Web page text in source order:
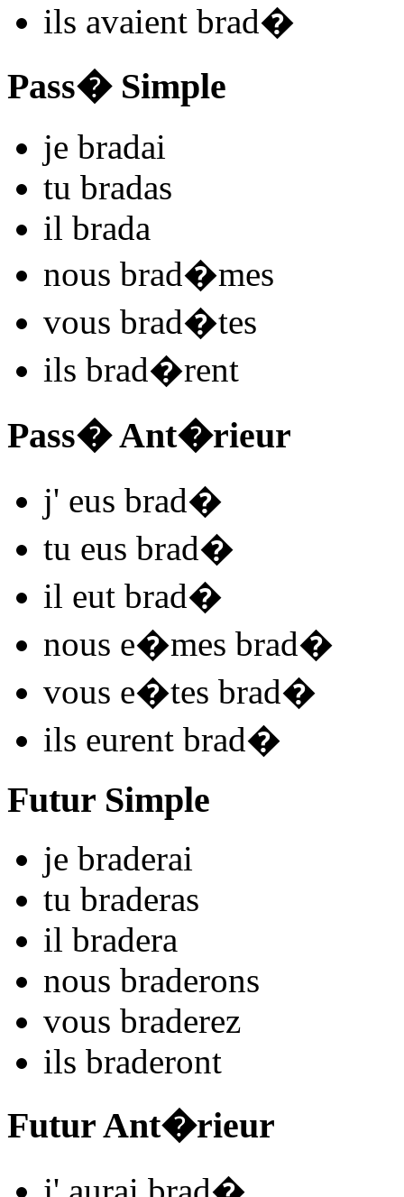
ils avaient brad�
Pass� Simple
je bradai
tu bradas
il brada
nous brad�mes
vous brad�tes
ils brad�rent
Pass� Ant�rieur
j' eus brad�
tu eus brad�
il eut brad�
nous e�mes brad�
vous e�tes brad�
ils eurent brad�
Futur Simple
je braderai
tu braderas
il bradera
nous braderons
vous braderez
ils braderont
Futur Ant�rieur